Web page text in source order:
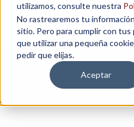
utilizamos, consulte nuestra
No rastrearemos tu
sitio. Pero para cumplir con
que utilizar una pequeña
pedir que elijas.
Aceptar
INICIO > PROGRAMAS ABIERTOS >